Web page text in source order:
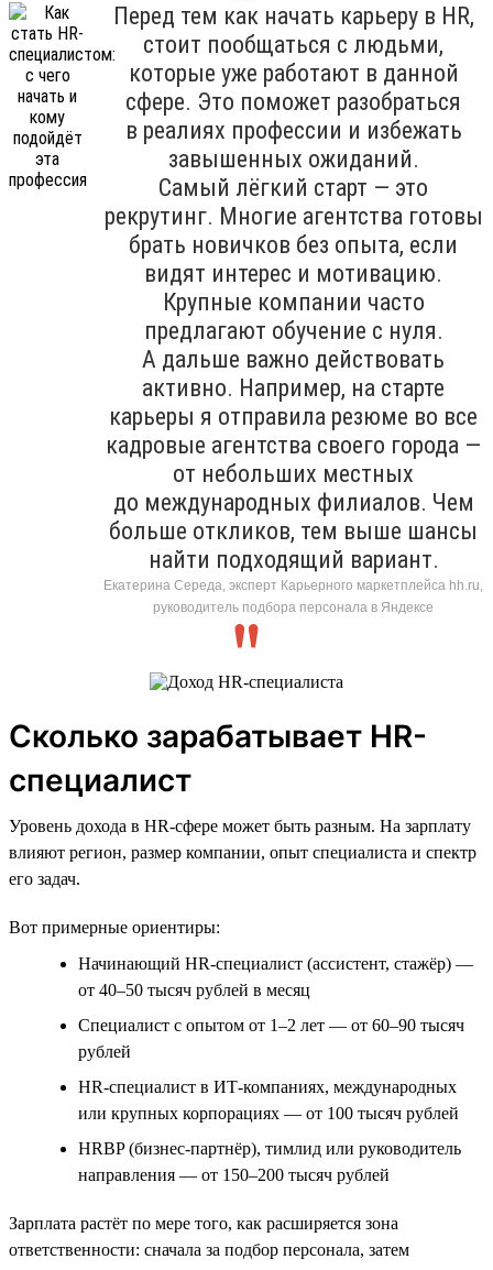
Перед тем как начать карьеру в HR,
стоит пообщаться с людьми,
которые уже работают в данной
сфере. Это поможет разобраться
в реалиях профессии и избежать
завышенных ожиданий.
Самый лёгкий старт — это
рекрутинг. Многие агентства готовы
брать новичков без опыта, если
видят интерес и мотивацию.
Крупные компании часто
предлагают обучение с нуля.
А дальше важно действовать
активно. Например, на старте
карьеры я отправила резюме во все
кадровые агентства своего города —
от небольших местных
до международных филиалов. Чем
больше откликов, тем выше шансы
найти подходящий вариант.
Екатерина Середа, эксперт Карьерного маркетплейса hh.ru,
руководитель подбора персонала в Яндексе
Сколько зарабатывает HR-
специалист
Уровень дохода в HR-сфере может быть разным. На зарплату
влияют регион, размер компании, опыт специалиста и спектр
его задач.
Вот примерные ориентиры:
Начинающий HR-специалист (ассистент, стажёр) —
от 40–50 тысяч рублей в месяц
Специалист с опытом от 1–2 лет — от 60–90 тысяч
рублей
HR-специалист в ИТ-компаниях, международных
или крупных корпорациях — от 100 тысяч рублей
HRBP (бизнес-партнёр), тимлид или руководитель
направления — от 150–200 тысяч рублей
Зарплата растёт по мере того, как расширяется зона
ответственности: сначала за подбор персонала, затем